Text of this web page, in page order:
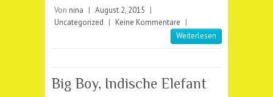
Von nina | August 2, 2015 |
Uncategorized | Keine Kommentare |
Weiterlesen
Big Boy, Indische Elefant